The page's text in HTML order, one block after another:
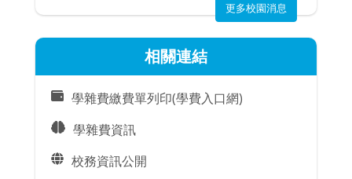
更多校園消息
相關連結
學雜費繳費單列印(學費入口網)
學雜費資訊
校務資訊公開